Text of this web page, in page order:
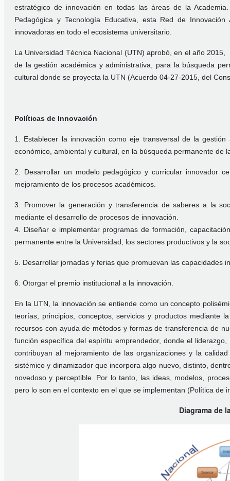
estratégico de innovación en todas las áreas de la
Pedagógica y Tecnología Educativa, esta Red de
innovadoras en todo el ecosistema universitario.
La Universidad Técnica Nacional (UTN) aprobó, en el año
de la gestión académica y administrativa, para la búsqueda
cultural donde se proyecta la UTN (Acuerdo 04-27-2015, del
Políticas de Innovación
1. Establecer la innovación como eje transversal de la
económico, ambiental y cultural, en la búsqueda permanente de
2. Desarrollar un modelo pedagógico y curricular innovador
mejoramiento de los procesos académicos.
3. Promover la generación y transferencia de saberes a la
mediante el desarrollo de procesos de innovación.
4. Diseñar e implementar programas de formación,
permanente entre la Universidad, los sectores productivos y la
5. Desarrollar jornadas y ferias que promuevan las capacidades
6. Otorgar el premio institucional a la innovación.
En la UTN, la innovación se entiende como un concepto
teorías, principios, conceptos, servicios y productos mediante
recursos con ayuda de métodos y formas de transferencia de
función específica del espíritu emprendedor, donde el
contribuyan al mejoramiento de las organizaciones y la
sistémico y dinamizador que incorpora algo nuevo, distinto,
novedoso y perceptible. Por lo tanto, las ideas, modelos,
pero lo son en el contexto en el que se implementan (Política de
Diagrama de